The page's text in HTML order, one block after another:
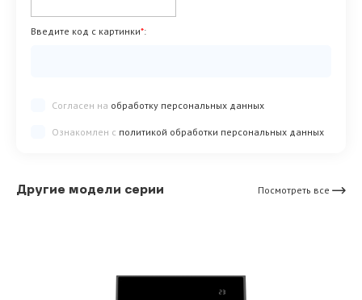
Введите код с картинки*:
Согласен на обработку персональных данных
Ознакомлен с политикой обработки персональных данных
Другие модели серии Посмотреть все